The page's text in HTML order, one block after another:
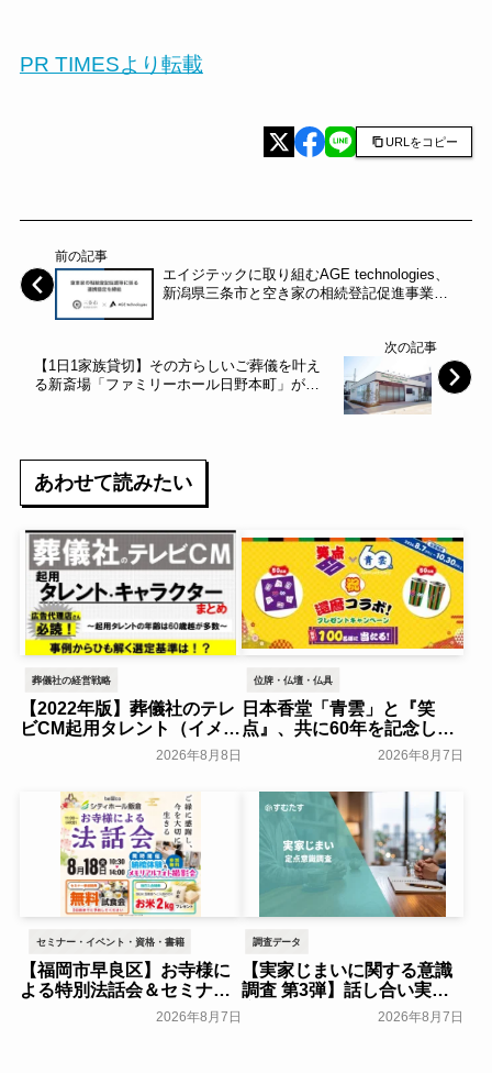
PR TIMESより転載
URLをコピー
前の記事
エイジテックに取り組むAGE technologies、
新潟県三条市と空き家の相続登記促進事業に
次の記事
【1日1家族貸切】その方らしいご葬儀を叶え
る新斎場「ファミリーホール日野本町」がオ
あわせて読みたい
葬儀社の経営戦略
【2022年版】葬儀社のテレ
ビCM起用タレント（イメー
ジキャラクター）まとめ
2026年8月8日
位牌・仏壇・仏具
日本香堂「青雲」と『笑
点』、共に60年を記念した
初コラボ！オリジナルグッ
ズのプレゼントキャンペー
ンを実施～日本香堂～
一般公開
2026年8月7日
セミナー・イベント・資格・書籍
【福岡市早良区】お寺様に
よる特別法話会＆セミナー
特典「無料試食会」を8月
18日(月)にシティホール飯
2026年8月7日
調査データ
【実家じまいに関する意識
調査 第3弾】話し合い実施
率は29.5％で前回から低
下。「大相続時代」でも家
2026年8月7日